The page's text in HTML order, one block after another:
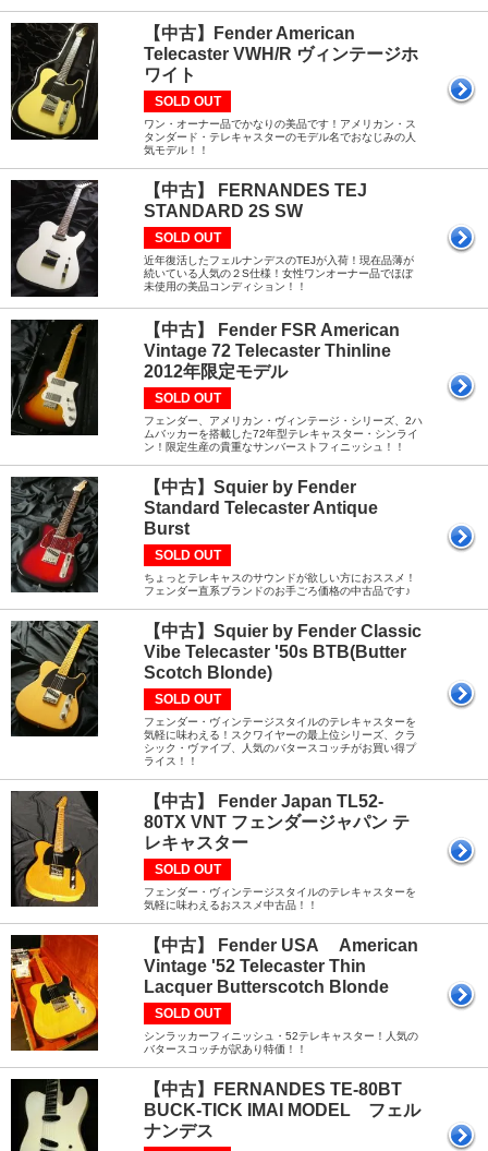
【中古】Fender American
Telecaster VWH/R ヴィンテージホ
ワイト
SOLD OUT
ワン・オーナー品でかなりの美品です！アメリカン・ス
タンダード・テレキャスターのモデル名でおなじみの人
気モデル！！
【中古】 FERNANDES TEJ
STANDARD 2S SW
SOLD OUT
近年復活したフェルナンデスのTEJが入荷！現在品薄が
続いている人気の２S仕様！女性ワンオーナー品でほぼ
未使用の美品コンディション！！
【中古】 Fender FSR American
Vintage 72 Telecaster Thinline
2012年限定モデル
SOLD OUT
フェンダー、アメリカン・ヴィンテージ・シリーズ、2ハ
ムバッカーを搭載した72年型テレキャスター・シンライ
ン！限定生産の貴重なサンバーストフィニッシュ！！
【中古】Squier by Fender
Standard Telecaster Antique
Burst
SOLD OUT
ちょっとテレキャスのサウンドが欲しい方におススメ！
フェンダー直系ブランドのお手ごろ価格の中古品です♪
【中古】Squier by Fender Classic
Vibe Telecaster '50s BTB(Butter
Scotch Blonde)
SOLD OUT
フェンダー・ヴィンテージスタイルのテレキャスターを
気軽に味わえる！スクワイヤーの最上位シリーズ、クラ
シック・ヴァイブ、人気のバタースコッチがお買い得プ
ライス！！
【中古】 Fender Japan TL52-
80TX VNT フェンダージャパン テ
レキャスター
SOLD OUT
フェンダー・ヴィンテージスタイルのテレキャスターを
気軽に味わえるおススメ中古品！！
【中古】 Fender USA American
Vintage '52 Telecaster Thin
Lacquer Butterscotch Blonde
SOLD OUT
シンラッカーフィニッシュ・52テレキャスター！人気の
バタースコッチが訳あり特価！！
【中古】FERNANDES TE-80BT
BUCK-TICK IMAI MODEL フェル
ナンデス